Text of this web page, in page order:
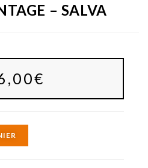
– SALVA
€